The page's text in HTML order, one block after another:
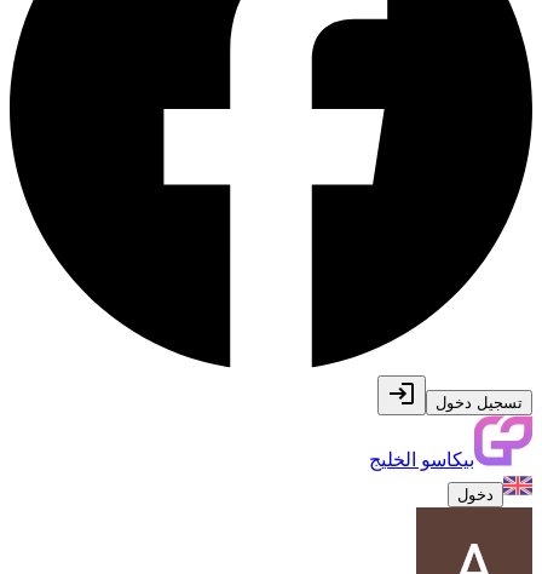
تسجيل دخول
بيكاسو الخليج
دخول